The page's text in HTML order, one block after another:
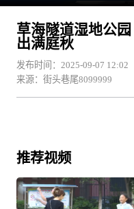
草海隧道湿地公
出满庭秋
发布时间：2025-09-07 12:02
来源：街头巷尾8099999
推荐视频